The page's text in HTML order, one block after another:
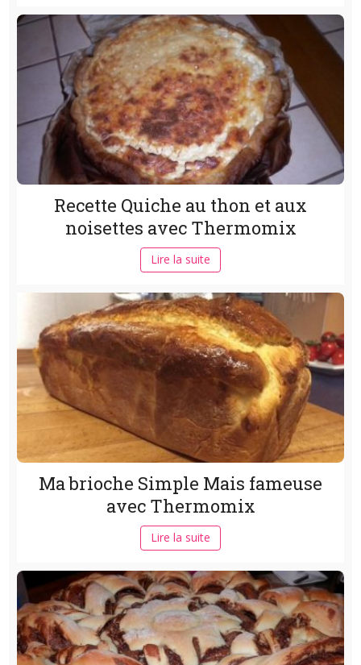
Recette Quiche au thon et aux
noisettes avec Thermomix
Lire la suite
Ma brioche Simple Mais fameuse
avec Thermomix
Lire la suite